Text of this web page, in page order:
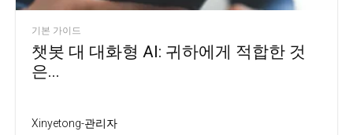
기본 가이드
챗봇 대 대화형 AI: 귀하에게 적합한 것
은...
Xinyetong-관리자